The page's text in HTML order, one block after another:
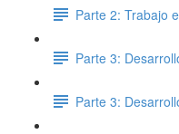
Parte 2: Trabajo
Parte 3:
Parte 3: